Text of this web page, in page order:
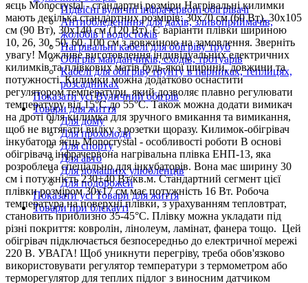
Підвісні вуличні інфрачервоні обігрівачі
Антиобледеніння для дахів, зливоприймачів,
жолобів і водостоків
Нагрівальні кабелі для обігріву труб
Обігрів майданчиків, сходів, тротуарів
Кабелі для обігріву ґрунту в парниках, теплицях,
розсадниках
Показати усі Вуличний обігрів
Товари для життя
Для дому
Для прохолоди
Для спорту
Для авто
Для домашніх улюбленців
Для подорожей
Показати усі Товари для життя
Товари при блєкауті
яєць Monocrystal - стандартні розміри Нагрівальні килимки
мають декілька стандартних розмірів: 30х70 см (60 Вт), 30х105
см (90 Вт), 30х140 см (120 Вт). Є варіанти плівки шириною
10, 26, 30, 50, 60, 100 см з довжиною на замовлення. Зверніть
увагу! Можливе виготовлення індивідуальних електричних
килимків та плівкових матів будь-якої ширини, довжини та
потужності. Килимки можна додатково оснастити
регулятором температури, який дозволяє плавно регулювати
температуру від 15°С до 55°С. Також можна додати вимикач
на дроті біля килимка для зручного вмикання та вимикання,
щоб не витягати вилку з розетки щоразу. Килимок-обігрівач
інкубатора яєць Monocrystal - особливості роботи В основі
обігрівача інфрачервона нагрівальна плівка ЕНП-13, яка
розроблена спеціально для інкубаторів. Вона має ширину 30
см і потужність 230±40 Вт/кв.м. Стандартний сегмент цієї
плівки розміром 30х17 см має потужність 16 Вт. Робоча
температура на поверхні плівки, з урахуванням тепловтрат,
становить приблизно 35-45°С. Плівку можна укладати під
різні покриття: ковролін, лінолеум, ламінат, фанера тощо. Цей
обігрівач підключається безпосередньо до електричної мережі
220 В. УВАГА! Щоб уникнути перегріву, треба обов'язково
використовувати регулятор температури з термометром або
терморегулятор для теплих підлог з виносним датчиком